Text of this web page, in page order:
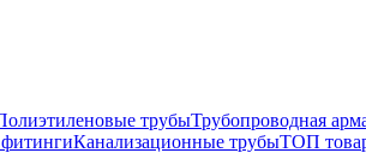
трубыТрубопроводная
Канализационные трубыТОП